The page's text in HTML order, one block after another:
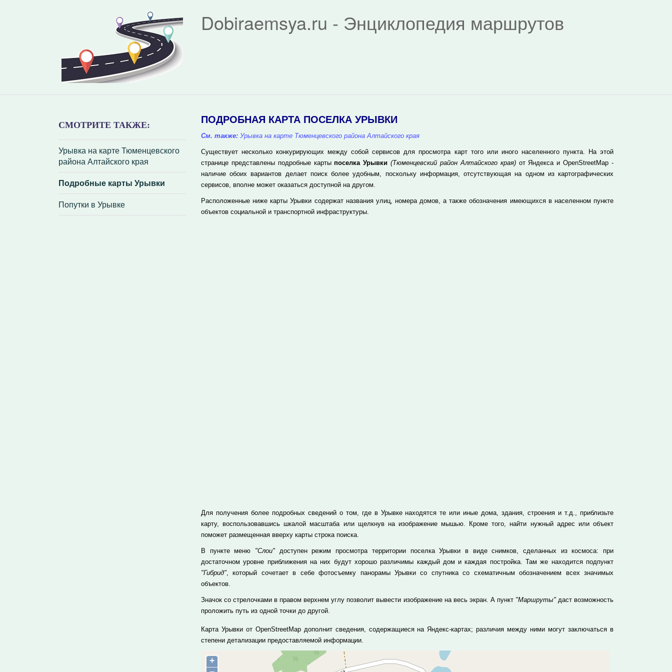
Dobiraemsya.ru - Энциклопедия маршрутов
СМОТРИТЕ ТАКЖЕ:
Урывка на карте Тюменцевского
района Алтайского края
Подробные карты Урывки
Попутки в Урывке
ПОДРОБНАЯ КАРТА ПОСЕЛКА УРЫВКИ
См. также: Урывка на карте Тюменцевского района Алтайского края
Существует несколько конкурирующих между собой сервисов для просмотра карт того или иного населенного пункта. На этой
странице представлены подробные карты поселка Урывки (Тюменцевский район Алтайского края)от Яндекса и OpenStreetMap -
наличие обоих вариантов делает поиск более удобным, поскольку информация, отсутствующая на одном из картографических
сервисов, вполне может оказаться доступной на другом.
Расположенные ниже карты Урывки содержат названия улиц, номера домов, а также обозначения имеющихся в населенном пункте
объектов социальной и транспортной инфраструктуры.
Для получения более подробных сведений о том, где в Урывке находятся те или иные дома, здания, строения и т.д., приблизьте
карту, воспользовавшись шкалой масштаба или щелкнув на изображение мышью. Кроме того, найти нужный адрес или объект
поможет размещенная вверху карты строка поиска.
В пункте меню "Слои" доступен режим просмотра территории поселка Урывки в виде снимков, сделанных из космоса: при
достаточном уровне приближения на них будут хорошо различимы каждый дом и каждая постройка. Там же находится подпункт
"Гибрид", который сочетает в себе фотосъемку панорамы Урывки со спутника со схематичным обозначением всех значимых
объектов.
Значок со стрелочками в правом верхнем углу позволит вывести изображение на весь экран. А пункт "Маршруты"даст возможность
проложить путь из одной точки до другой.
Карта Урывки от OpenStreetMap дополнит сведения, содержащиеся на Яндекс-картах; различия между ними могут заключаться в
степени детализации предоставляемой информации.
+